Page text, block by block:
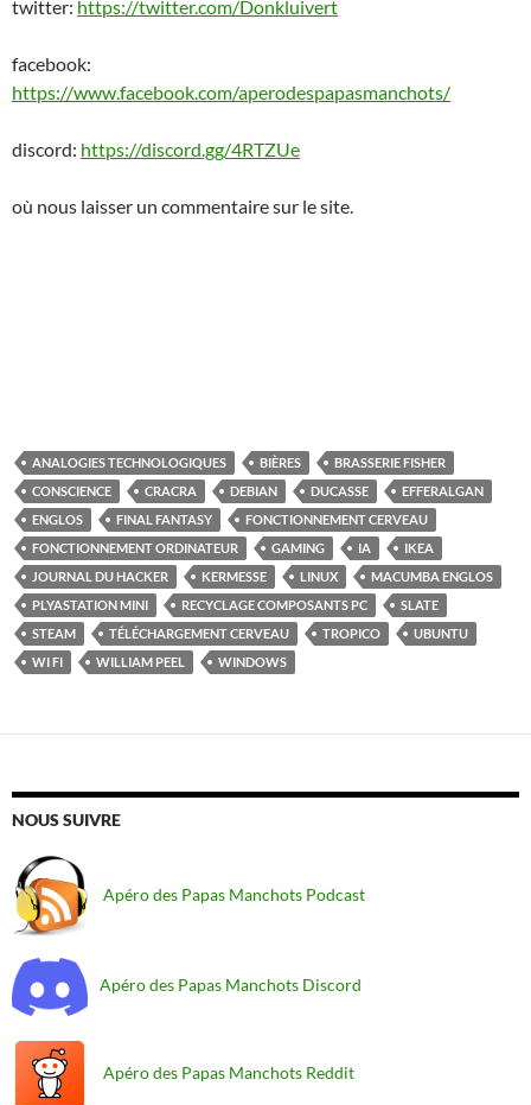
twitter: https://twitter.com/Donkluivert
facebook:
https://www.facebook.com/aperodespapasmanchots/
discord: https://discord.gg/4RTZUe
où nous laisser un commentaire sur le site.
ANALOGIES TECHNOLOGIQUES BIÈRES
BRASSERIE FISHER
CONSCIENCE
CRACRA DEBIAN DUCASSE
EFFERALGAN
ENGLOS
FINAL FANTASY
FONCTIONNEMENT CERVEAU
FONCTIONNEMENT ORDINATEUR
GAMING IA
IKEA
JOURNAL DU HACKER
KERMESSE LINUX
MACUMBA ENGLOS
PLYASTATION MINI
RECYCLAGE COMPOSANTS PC
SLATE
STEAM
TÉLÉCHARGEMENT CERVEAU TROPICO
UBUNTU
WI FI
WILLIAM PEEL WINDOWS
NOUS SUIVRE
Apéro des Papas Manchots Podcast
Apéro des Papas Manchots Discord
Apéro des Papas Manchots Reddit